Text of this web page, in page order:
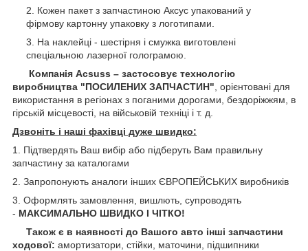
Кожен пакет з запчастиною Аксус упакований у
фірмову картонну упаковку з логотипами.
На наклейці - шестірня і смужка виготовлені
спеціальною лазерної голограмою.
Компанія Acsuss – застосовує технологію
виробництва "ПОСИЛЕНИХ ЗАПЧАСТИН" , орієнтовані для
використання в регіонах з поганими дорогами, бездоріжжям, в
гірській місцевості, на військовій техніці і т. д.
Дзвоніть і наші фахівці дуже швидко:
1. Підтвердять Ваш вибір або підберуть Вам правильну
запчастину за каталогами
2. Запропонують аналоги інших ЄВРОПЕЙСЬКИХ виробників
3. Оформлять замовлення, вишлють, супроводять
- МАКСИМАЛЬНО ШВИДКО І ЧІТКО!
Також є в наявності до Вашого авто інші запчастини
ходової: амортизатори, стійки, маточини, підшипники